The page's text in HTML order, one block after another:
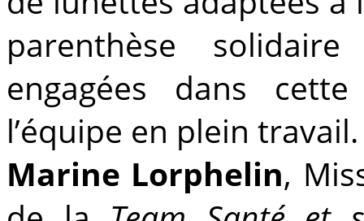
parenthèse
engagées dans
l’équipe en plein travail.
Marine Lorphelin,